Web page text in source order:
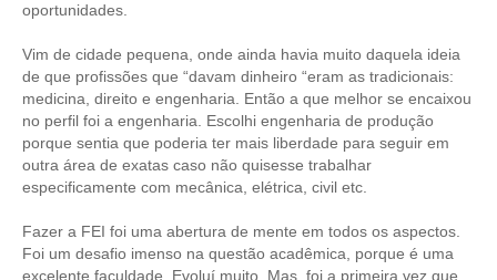
CADASTRO
ASSOCIE-SE
ATUALIZAÇÃO CADASTRAL
NÚCLEO JOVEM
oportunidades.
Vim de cidade pequena, onde ainda havia muito daquela ideia
de que profissões que “davam dinheiro “eram as tradicionais:
medicina, direito e engenharia. Então a que melhor se encaixou
no perfil foi a engenharia. Escolhi engenharia de produção
porque sentia que poderia ter mais liberdade para seguir em
outra área de exatas caso não quisesse trabalhar
especificamente com mecânica, elétrica, civil etc.
Fazer a FEI foi uma abertura de mente em todos os aspectos.
Foi um desafio imenso na questão acadêmica, porque é uma
excelente faculdade. Evoluí muito. Mas, foi a primeira vez que